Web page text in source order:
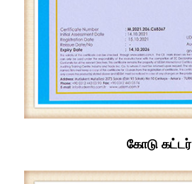
கோடு கட்டர்